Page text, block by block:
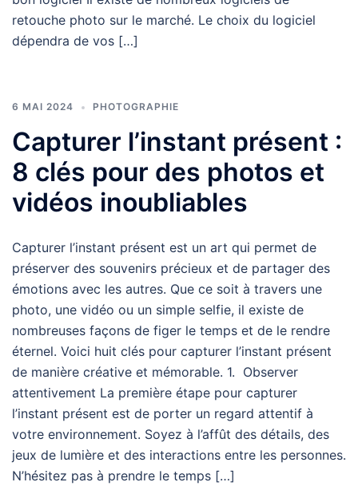
retouche photo sur le marché. Le choix du logiciel
dépendra de vos […]
6 MAI 2024 PHOTOGRAPHIE
Capturer l’instant présent :
8 clés pour des photos et
vidéos inoubliables
Capturer l’instant présent est un art qui permet de
préserver des souvenirs précieux et de partager des
émotions avec les autres. Que ce soit à travers une
photo, une vidéo ou un simple selfie, il existe de
nombreuses façons de figer le temps et de le rendre
éternel. Voici huit clés pour capturer l’instant présent
de manière créative et mémorable. 1. Observer
attentivement La première étape pour capturer
l’instant présent est de porter un regard attentif à
votre environnement. Soyez à l’affût des détails, des
jeux de lumière et des interactions entre les personnes.
N’hésitez pas à prendre le temps […]